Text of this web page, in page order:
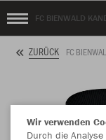
FC BIENWALD
ZURÜCK FC
Wir verwenden
Durch die